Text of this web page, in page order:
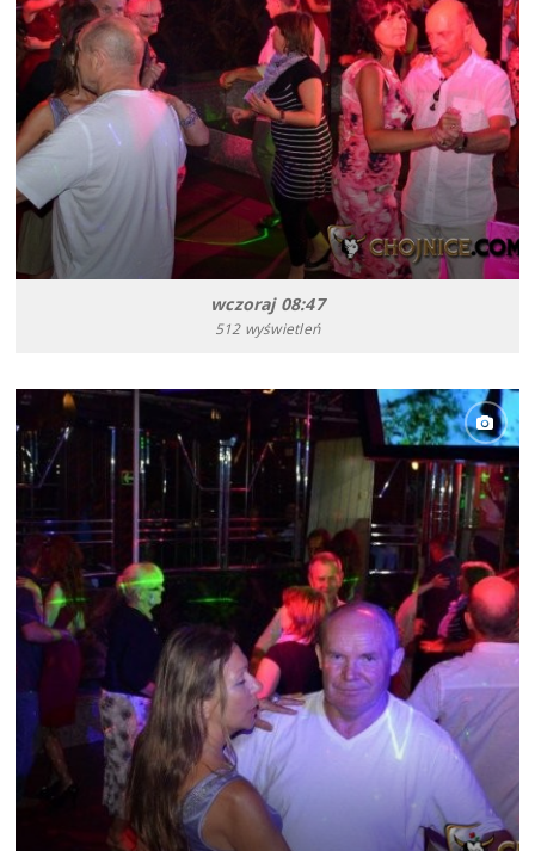
wczoraj 08:47
512 wyświetleń